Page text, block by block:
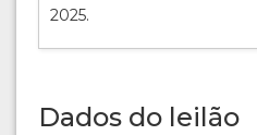
2025.
Dados do leilão